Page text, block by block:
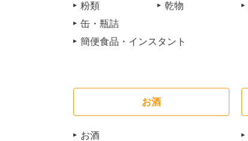
粉類
乾物
缶・瓶詰
簡便食品・インスタント
お酒
お酒